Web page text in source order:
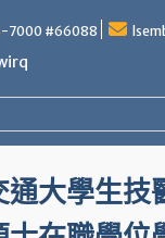
7000 #66088
通大學生技